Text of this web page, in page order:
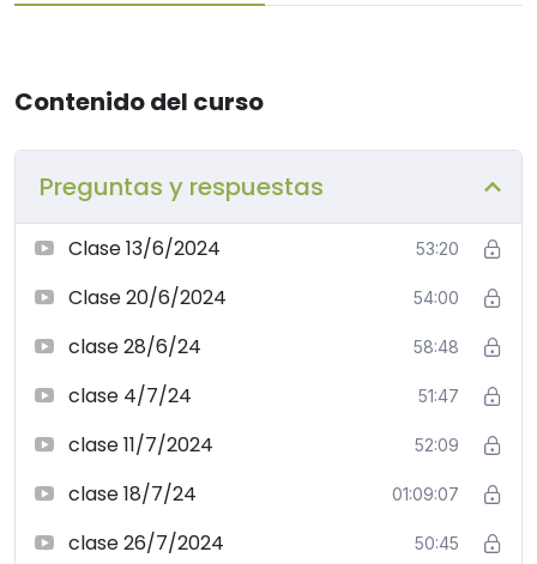
Contenido del curso
Preguntas y respuestas
Clase 13/6/2024 53:20
Clase 20/6/2024 54:00
clase 28/6/24 58:48
clase 4/7/24 51:47
clase 11/7/2024 52:09
clase 18/7/24 01:09:07
clase 26/7/2024 50:45